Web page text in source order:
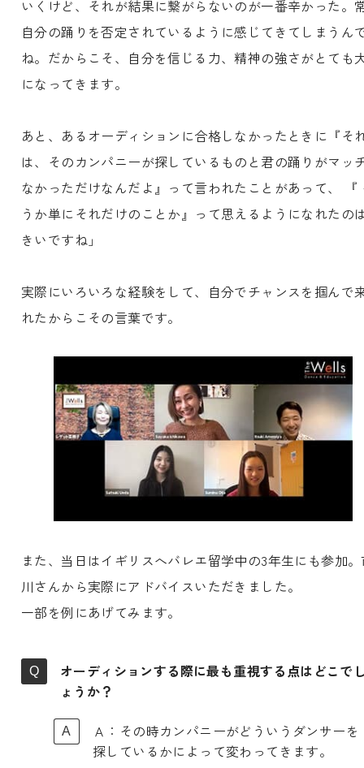
いくけど、それが結果に繋がらないのが一番辛かった。
自分の踊りを否定されているように感じてきてしまうん
ね。だからこそ、自分を信じる力、精神の強さがとても
になってきます。
あと、あるオーディションに合格しなかったときに『そ
は、そのカンパニーが探しているものと君の踊りがマッ
なかっただけなんだよ』って言われたことがあって、 『
うか単にそれだけのことか』って思えるようになれたの
きいですね」
実際にいろいろな経験をして、自分でチャンスを掴んで
れたからこその言葉です。
また、当日はイギリスへバレエ留学中の3年生にも参加
川さんから実際にアドバイスいただきました。
一部を例にあげてみます。
オーディションする際に最も重視する点はどこで
ょうか？
Ａ：その時カンパニーがどういうダンサーを
探しているかによって変わってきます。